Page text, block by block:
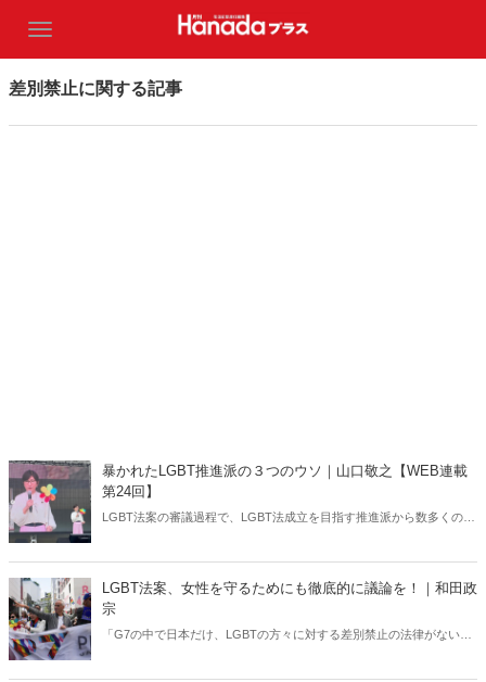
差別禁止に関する記事
暴かれたLGBT推進派の３つのウソ｜山口敬之【WEB連載
第24回】
LGBT法案の審議過程で、LGBT法成立を目指す推進派から数多くのウ
つひとつ解説していく。（サムネイルは稲田朋美議員Instagramより）
LGBT法案、女性を守るためにも徹底的に議論を！｜和田政
宗
「G7の中で日本だけ、LGBTの方々に対する差別禁止の法律がない」